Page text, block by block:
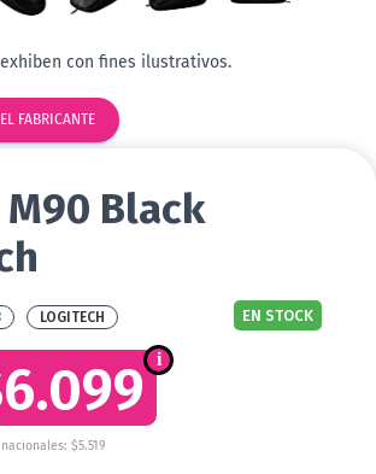
con fines ilustrativos.
FABRICANTE
Black
EN STOCK
LOGITECH
$5.519